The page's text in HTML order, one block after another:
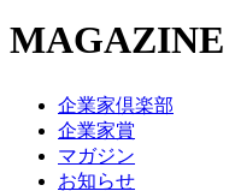
MAGAZINE
企業家倶楽部
企業家賞
マガジン
お知らせ